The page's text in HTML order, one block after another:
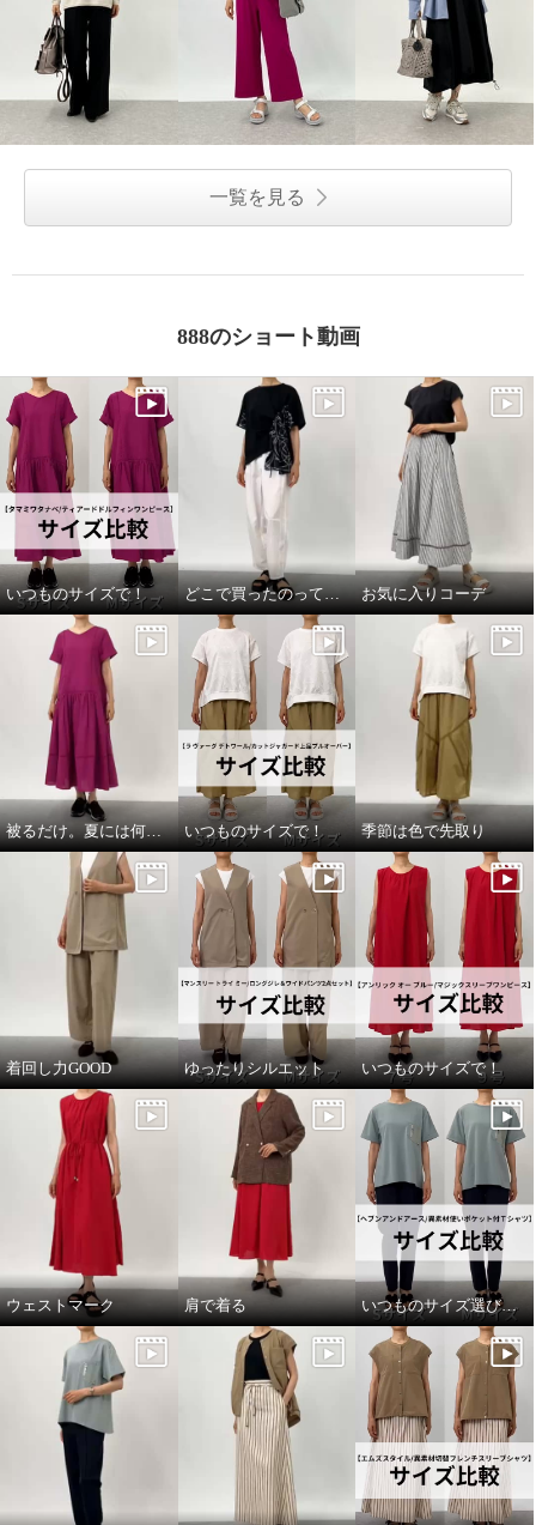
一覧を見る
888のショート動画
いつものサイズで！ どこで買ったのって聞いてほしい お気に入りコーデ
被るだけ。夏には何より！ いつものサイズで！ 季節は色で先取り
着回し力GOOD ゆったりシルエット いつものサイズで！
ウェストマーク 肩で着る いつものサイズ選びで！